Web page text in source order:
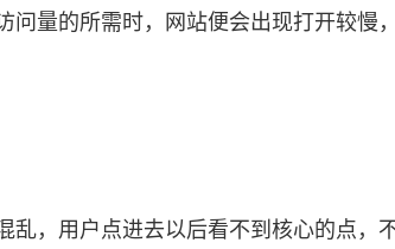
量的所需时，网站便会出现打开较慢
乱，用户点进去以后看不到核心的点，